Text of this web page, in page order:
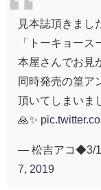
見本誌頂きまし
「トーキョース
本屋さんでお見
同時発売の篁ア
頂いてしまいま
🙏✨
— 松吉アコ◆3/
7, 2019